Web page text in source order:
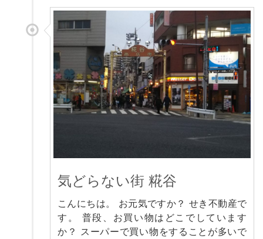
気どらない街 糀谷
こんにちは。 お元気ですか？ せき不動産で
す。 普段、お買い物はどこでしています
か？ スーパーで買い物をすることが多いで